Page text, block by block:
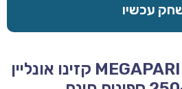
עכשיו
MEGAPARI CASINO – 2026 קזינו אונליין